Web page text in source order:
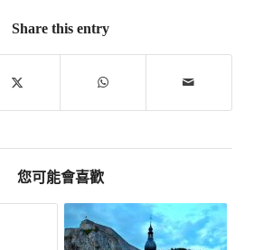
Share this entry
您可能會喜歡